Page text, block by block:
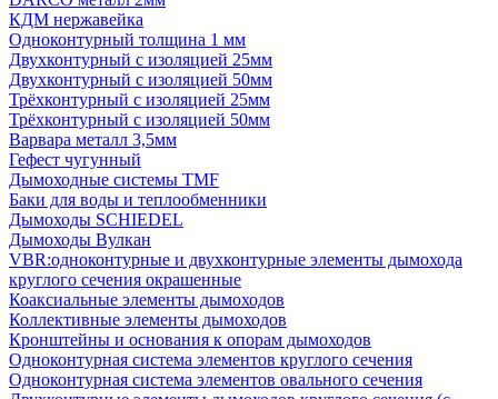
КДМ нержавейка
Одноконтурный толщина 1 мм
Двухконтурный с изоляцией 25мм
Двухконтурный с изоляцией 50мм
Трёхконтурный с изоляцией 25мм
Трёхконтурный с изоляцией 50мм
Варвара металл 3,5мм
Гефест чугунный
Дымоходные системы TMF
Баки для воды и теплообменники
Дымоходы SCHIEDEL
Дымоходы Вулкан
VBR:одноконтурные и двухконтурные элементы дымохода
круглого сечения окрашенные
Коаксиальные элементы дымоходов
Коллективные элементы дымоходов
Кронштейны и основания к опорам дымоходов
Одноконтурная система элементов круглого сечения
Одноконтурная система элементов овального сечения